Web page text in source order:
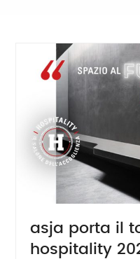
asja porta il
hospitality